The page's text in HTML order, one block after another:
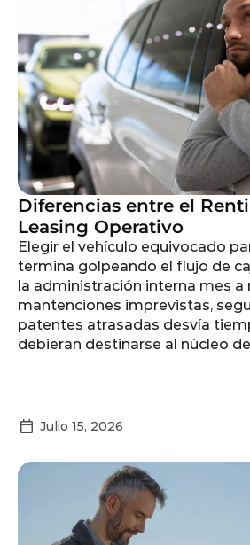
Diferencias entre el
Leasing Operativo
Elegir el vehículo equivocado
termina golpeando el flujo de
la administración interna mes a
mantenciones imprevistas,
patentes atrasadas desvía
debieran destinarse al núcleo
Julio 15, 2026